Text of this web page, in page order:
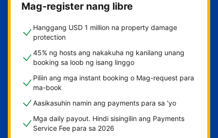
Mag-register nang libre
Hanggang USD 1 million na property damage
protection
45% ng hosts ang nakakuha ng kanilang unang
booking sa loob ng isang linggo
Piliin ang mga instant booking o Mag-request para
ma-book
Aasikasuhin namin ang payments para sa ‘yo
Mga daily payout. Hindi sisingilin ang Payments
Service Fee para sa 2026